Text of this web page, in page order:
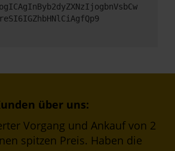
über uns:
Vorgang und Ankauf von 2
spitzen Preis. Haben die